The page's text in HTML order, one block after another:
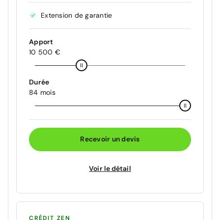
Extension de garantie
Apport
10 500 €
Durée
84 mois
Recevoir un devis
Voir le détail
CRÉDIT ZEN